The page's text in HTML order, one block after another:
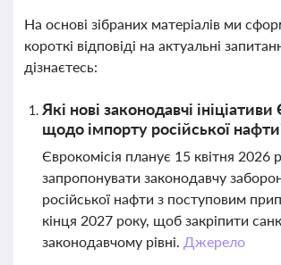
На основі зібраних матеріалів ми
короткі відповіді на актуальні
дізнаєтесь:
Які нові законодавчі ініціативи
щодо імпорту російської
Єврокомісія планує 15 квітня 2026
запропонувати законодавчу
російської нафти з поступовим
кінця 2027 року, щоб закріпити
законодавчому рівні. Джерело